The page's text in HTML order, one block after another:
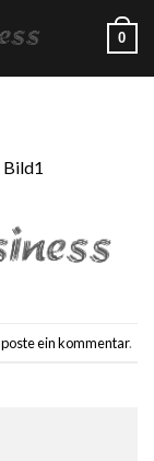
0
Bild1
poste ein kommentar.